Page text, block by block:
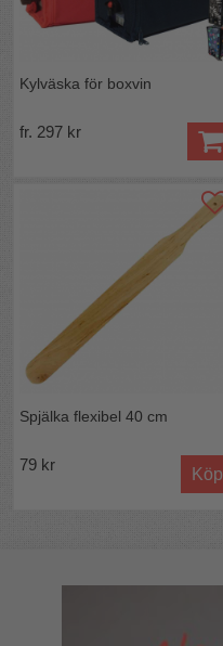
Kylväska för boxvin
fr. 297 kr
Spjälka flexibel 40 cm
79 kr
Köp